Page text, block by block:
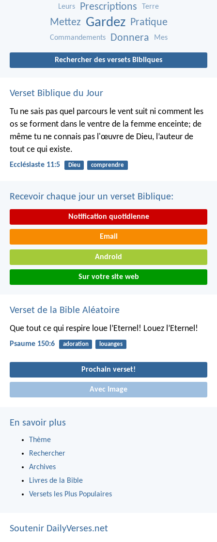
Leurs Prescriptions Terre
Mettez Gardez Pratique
Commandements Donnera Mes
Rechercher des versets Bibliques
Verset Biblique du Jour
Tu ne sais pas quel parcours le vent suit ni comment les
os se forment dans le ventre de la femme enceinte; de
même tu ne connais pas l'œuvre de Dieu, l’auteur de
tout ce qui existe.
Ecclésiaste 11:5 Dieu comprendre
Recevoir chaque jour un verset Biblique:
Notification quotidienne
Email
Android
Sur votre site web
Verset de la Bible Aléatoire
Que tout ce qui respire loue l’Eternel! Louez l’Eternel!
Psaume 150:6 adoration louanges
Prochain verset!
Avec Image
En savoir plus
Thème
Rechercher
Archives
Livres de la Bible
Versets les Plus Populaires
Soutenir DailyVerses.net